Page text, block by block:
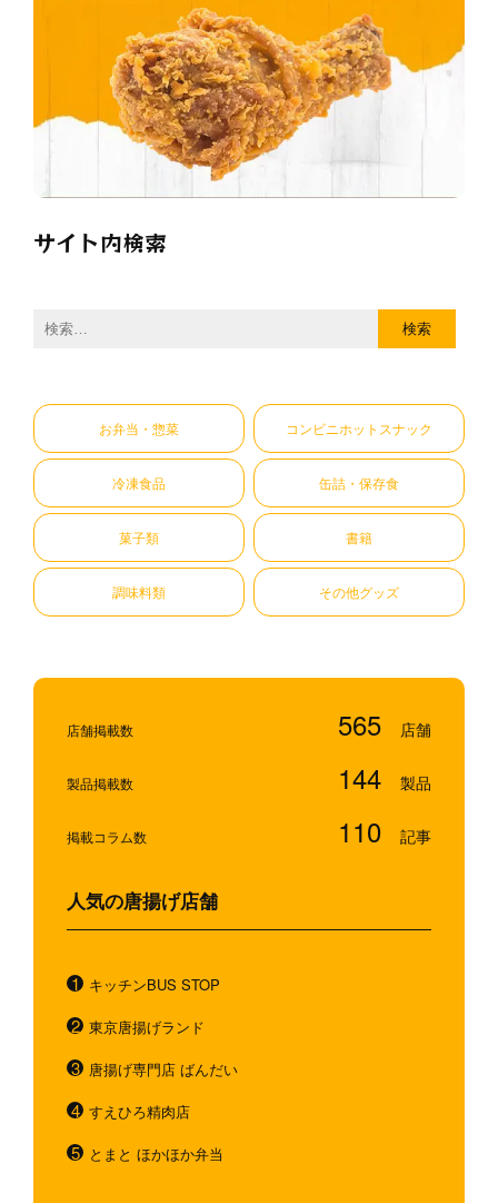
サイト内検索
検
お弁当・惣菜 コンビニホットスナック
冷凍食品 缶詰・保存食
菓子類 書籍
調味料類 その他グッズ
店舗掲載数 565
製品掲載数 144
掲載コラム数 110
人気の唐揚げ店舗
キッチンBUS STOP
東京唐揚げランド
唐揚げ専門店 ばんだい
すえひろ精肉店
とまと ほかほか弁当